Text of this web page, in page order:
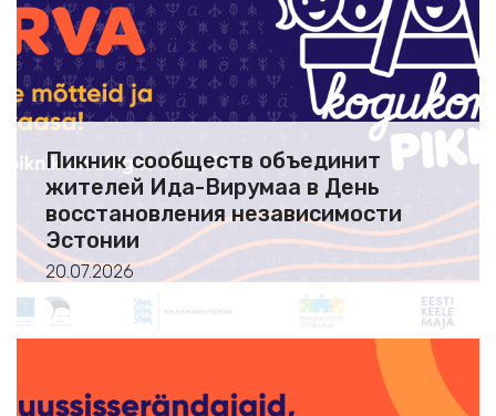
Пикник сообществ объединит
жителей Ида-Вирумаа в День
восстановления независимости
Эстонии
20.07.2026